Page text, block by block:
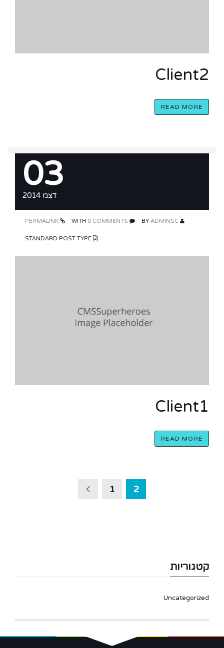
Client2
READ MORE
03
דצמ 2014
ADMINSC
0 COMMENTS
Client1
READ MORE
1 2
קטגוריות
Uncategorized